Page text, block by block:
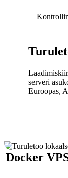
serveri
Euroopas,
Docker